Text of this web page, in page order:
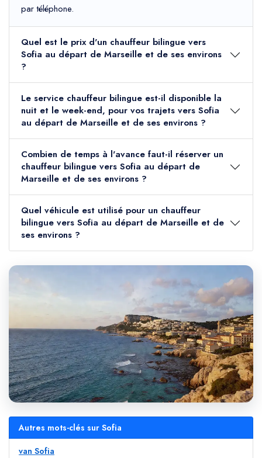
par téléphone.
Quel est le prix d'un chauffeur bilingue vers
Sofia au départ de Marseille et de ses environs
?
Le service chauffeur bilingue est-il disponible la
nuit et le week-end, pour vos trajets vers Sofia
au départ de Marseille et de ses environs ?
Combien de temps à l'avance faut-il réserver un
chauffeur bilingue vers Sofia au départ de
Marseille et de ses environs ?
Quel véhicule est utilisé pour un chauffeur
bilingue vers Sofia au départ de Marseille et de
ses environs ?
Autres mots-clés sur Sofia
van Sofia